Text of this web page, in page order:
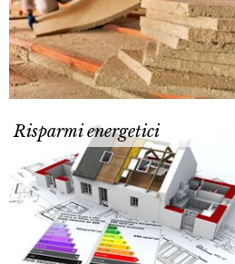
Risparmi energetici